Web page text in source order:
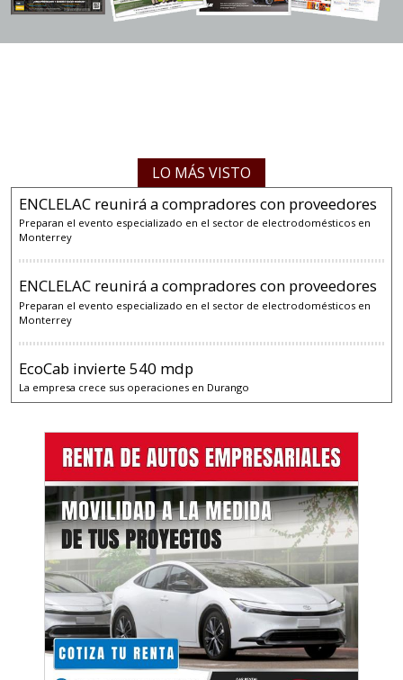
LO MÁS VISTO
ENCLELAC reunirá a compradores con proveedores
Preparan el evento especializado en el sector de electrodomésticos en
Monterrey
ENCLELAC reunirá a compradores con proveedores
Preparan el evento especializado en el sector de electrodomésticos en
Monterrey
EcoCab invierte 540 mdp
La empresa crece sus operaciones en Durango